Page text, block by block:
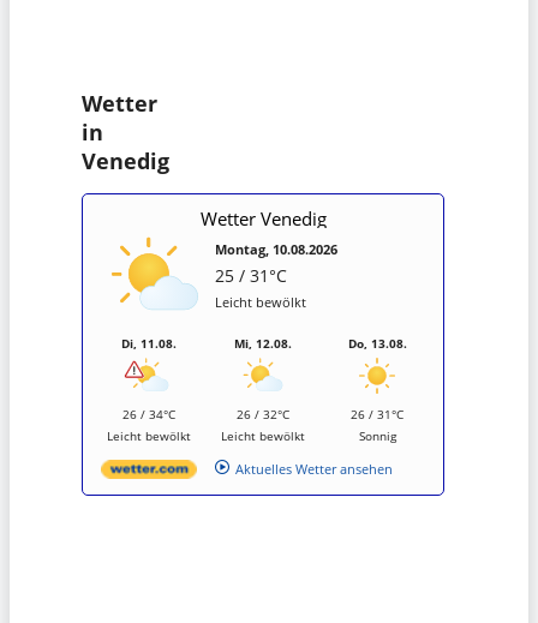
Wetter
in
Venedig
Wetter Venedig
Montag, 10.08.2026
25 / 31°C
Leicht bewölkt
Di, 11.08.
26 / 34°C
Leicht bewölkt
Mi, 12.08.
26 / 32°C
Leicht bewölkt
Do, 13.08.
26 / 31°C
Sonnig
Aktuelles Wetter ansehen